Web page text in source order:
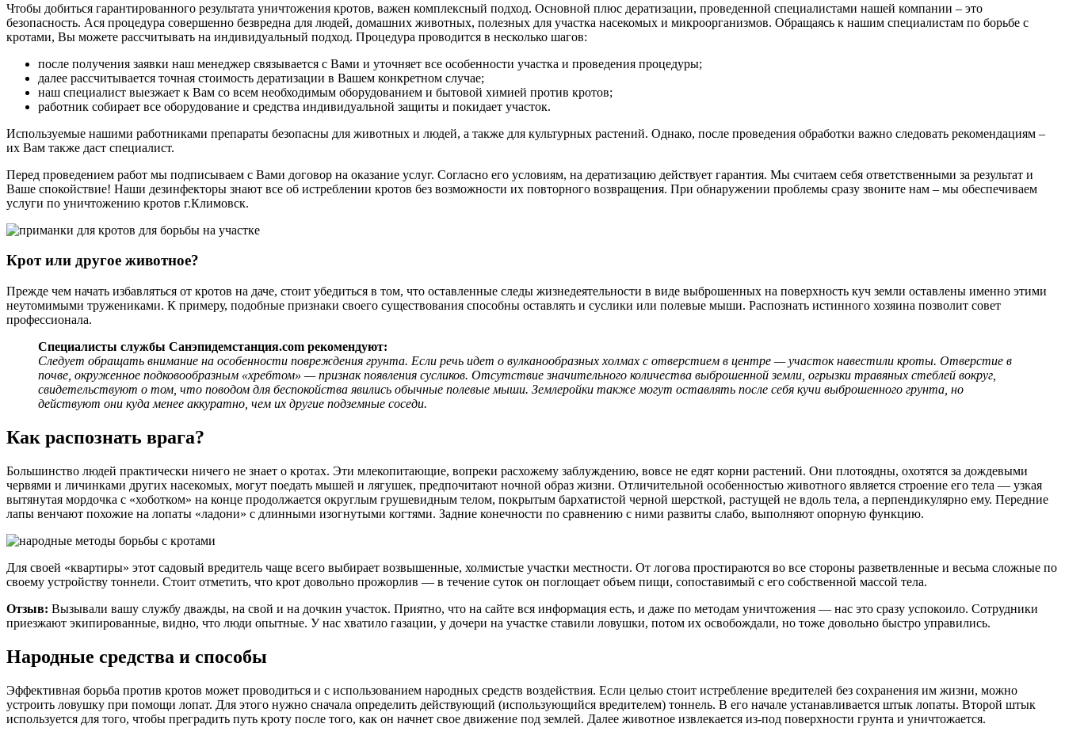
Чтобы добиться гарантированного результата уничтожения кротов, важен комплексный подход. Основной плюс дератизации, проведенной специалистами нашей компании – это
безопасность. Ася процедура совершенно безвредна для людей, домашних животных, полезных для участка насекомых и микроорганизмов. Обращаясь к нашим специалистам по борьбе с
кротами, Вы можете рассчитывать на индивидуальный подход. Процедура проводится в несколько шагов:
после получения заявки наш менеджер связывается с Вами и уточняет все особенности участка и проведения процедуры;
далее рассчитывается точная стоимость дератизации в Вашем конкретном случае;
наш специалист выезжает к Вам со всем необходимым оборудованием и бытовой химией против кротов;
работник собирает все оборудование и средства индивидуальной защиты и покидает участок.
Используемые нашими работниками препараты безопасны для животных и людей, а также для культурных растений. Однако, после проведения обработки важно следовать рекомендациям –
их Вам также даст специалист.
Перед проведением работ мы подписываем с Вами договор на оказание услуг. Согласно его условиям, на дератизацию действует гарантия. Мы считаем себя ответственными за результат и
Ваше спокойствие! Наши дезинфекторы знают все об истреблении кротов без возможности их повторного возвращения. При обнаружении проблемы сразу звоните нам – мы обеспечиваем
услуги по уничтожению кротов г.Климовск.
Крот или другое животное?
Прежде чем начать избавляться от кротов на даче, стоит убедиться в том, что оставленные следы жизнедеятельности в виде выброшенных на поверхность куч земли оставлены именно этими
неутомимыми тружениками. К примеру, подобные признаки своего существования способны оставлять и суслики или полевые мыши. Распознать истинного хозяина позволит совет
профессионала.
Специалисты службы Санэпидемстанция.com рекомендуют:
Следует обращать внимание на особенности повреждения грунта. Если речь идет о вулканообразных холмах с отверстием в центре — участок навестили кроты. Отверстие в
почве, окруженное подковообразным «хребтом» — признак появления сусликов. Отсутствие значительного количества выброшенной земли, огрызки травяных стеблей вокруг,
свидетельствуют о том, что поводом для беспокойства явились обычные полевые мыши. Землеройки также могут оставлять после себя кучи выброшенного грунта, но
действуют они куда менее аккуратно, чем их другие подземные соседи.
Как распознать врага?
Большинство людей практически ничего не знает о кротах. Эти млекопитающие, вопреки расхожему заблуждению, вовсе не едят корни растений. Они плотоядны, охотятся за дождевыми
червями и личинками других насекомых, могут поедать мышей и лягушек, предпочитают ночной образ жизни. Отличительной особенностью животного является строение его тела — узкая
вытянутая мордочка с «хоботком» на конце продолжается округлым грушевидным телом, покрытым бархатистой черной шерсткой, растущей не вдоль тела, а перпендикулярно ему. Передние
лапы венчают похожие на лопаты «ладони» с длинными изогнутыми когтями. Задние конечности по сравнению с ними развиты слабо, выполняют опорную функцию.
Для своей «квартиры» этот садовый вредитель чаще всего выбирает возвышенные, холмистые участки местности. От логова простираются во все стороны разветвленные и весьма сложные по
своему устройству тоннели. Стоит отметить, что крот довольно прожорлив — в течение суток он поглощает объем пищи, сопоставимый с его собственной массой тела.
Отзыв: Вызывали вашу службу дважды, на свой и на дочкин участок. Приятно, что на сайте вся информация есть, и даже по методам уничтожения — нас это сразу успокоило. Сотрудники
приезжают экипированные, видно, что люди опытные. У нас хватило газации, у дочери на участке ставили ловушки, потом их освобождали, но тоже довольно быстро управились.
Народные средства и способы
Эффективная борьба против кротов может проводиться и с использованием народных средств воздействия. Если целью стоит истребление вредителей без сохранения им жизни, можно
устроить ловушку при помощи лопат. Для этого нужно сначала определить действующий (использующийся вредителем) тоннель. В его начале устанавливается штык лопаты. Второй штык
используется для того, чтобы преградить путь кроту после того, как он начнет свое движение под землей. Далее животное извлекается из-под поверхности грунта и уничтожается.